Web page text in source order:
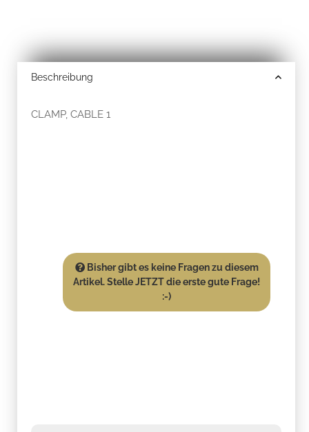
Beschreibung
CLAMP, CABLE 1
Bisher gibt es keine Fragen zu diesem
Artikel. Stelle JETZT die erste gute Frage!
:-)